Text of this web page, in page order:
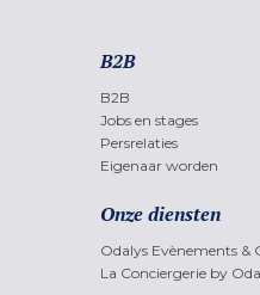
B2B
B2B
Jobs en stages
Persrelaties
Eigenaar worden
Onze diensten
Odalys Evènements &
La Conciergerie by